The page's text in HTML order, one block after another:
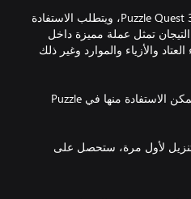
توجد العديد من العروض في لعبة Puzzle Quest 3، ويتطلب الاستفادة
تمثل عملة مميزة داخل
والأزياء والموارد وغير ذلك
تحتوي هذه الحزمة على 535 تاجًا يمكن الاستفادة منها في Puzzle
لأول مرة، ستحصل على